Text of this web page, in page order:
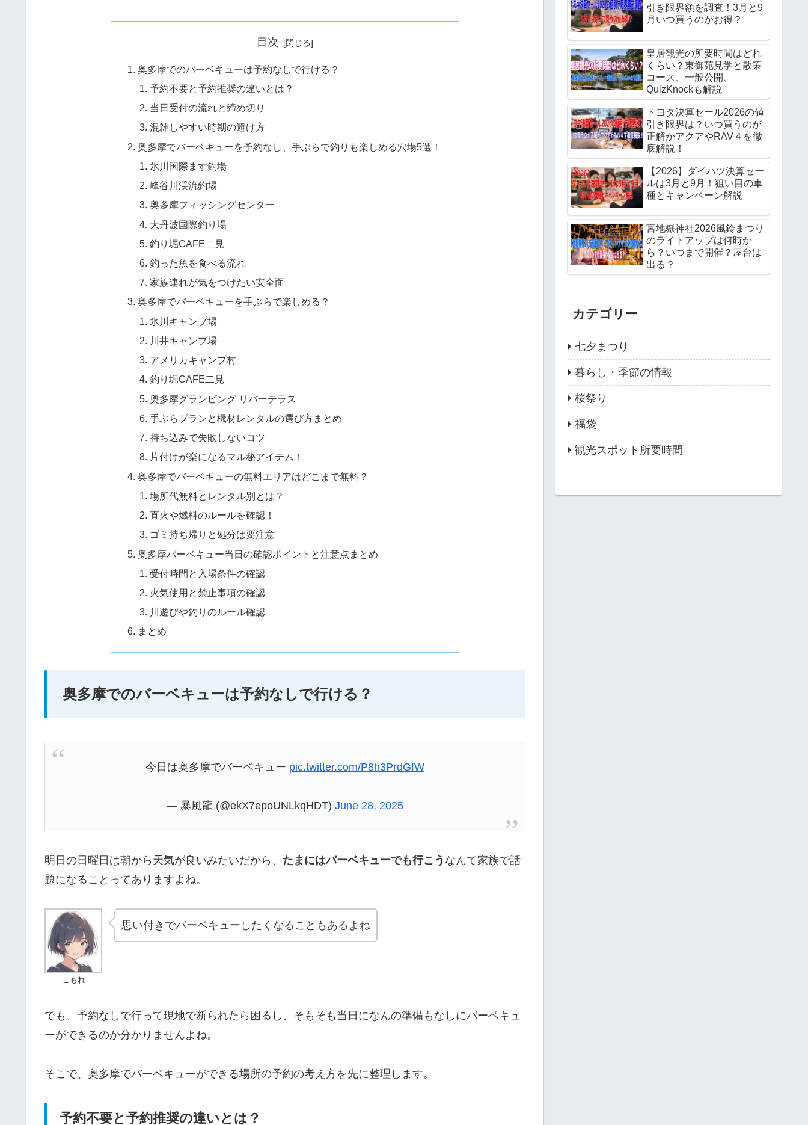
目次
奥多摩でのバーベキューは予約なしで行ける？
予約不要と予約推奨の違いとは？
当日受付の流れと締め切り
混雑しやすい時期の避け方
奥多摩でバーベキューを予約なし、手ぶらで釣りも楽しめる穴場5選！
氷川国際ます釣場
峰谷川渓流釣場
奥多摩フィッシングセンター
大丹波国際釣り場
釣り堀CAFE二見
釣った魚を食べる流れ
家族連れが気をつけたい安全面
奥多摩でバーベキューを手ぶらで楽しめる？
氷川キャンプ場
川井キャンプ場
アメリカキャンプ村
釣り堀CAFE二見
奥多摩グランピング リバーテラス
手ぶらプランと機材レンタルの選び方まとめ
持ち込みで失敗しないコツ
片付けが楽になるマル秘アイテム！
奥多摩でバーベキューの無料エリアはどこまで無料？
場所代無料とレンタル別とは？
直火や燃料のルールを確認！
ゴミ持ち帰りと処分は要注意
奥多摩バーベキュー当日の確認ポイントと注意点まとめ
受付時間と入場条件の確認
火気使用と禁止事項の確認
川遊びや釣りのルール確認
まとめ
奥多摩でのバーベキューは予約なしで行ける？
今日は奥多摩でバーベキュー pic.twitter.com/P8h3PrdGfW
— 暴風龍 (@ekX7epoUNLkqHDT) June 28, 2025
明日の日曜日は朝から天気が良いみたいだから、 たまにはバーベキューでも行こう なんて家族で話
題になることってありますよね。
こもれ
思い付きでバーベキューしたくなることもあるよね
でも、予約なしで行って現地で断られたら困るし、そもそも当日になんの準備もなしにバーベキュ
ーができるのか分かりませんよね。
そこで、奥多摩でバーベキューができる場所の予約の考え方を先に整理します。
予約不要と予約推奨の違いとは？
引き限界額を調査！3月と9
月いつ買うのがお得？
皇居観光の所要時間はどれ
くらい？東御苑見学と散策
コース、一般公開、
QuizKnockも解説
トヨタ決算セール2026の値
引き限界は？いつ買うのが
正解かアクアやRAV４を徹
底解説！
【2026】ダイハツ決算セー
ルは3月と9月！狙い目の車
種とキャンペーン解説
宮地嶽神社2026風鈴まつり
のライトアップは何時か
ら？いつまで開催？屋台は
出る？
カテゴリー
七夕まつり
暮らし・季節の情報
桜祭り
福袋
観光スポット所要時間